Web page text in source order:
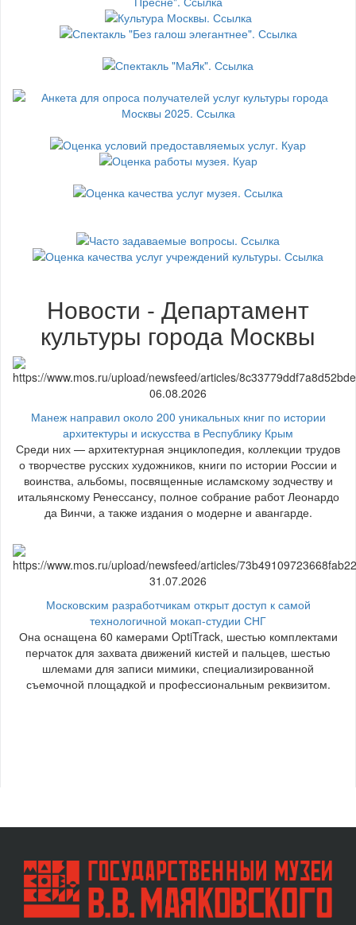
Новости - Департамент
культуры города Москвы
06.08.2026
Манеж направил около 200 уникальных книг по истории
архитектуры и искусства в Республику Крым
Среди них — архитектурная энциклопедия, коллекции трудов
о творчестве русских художников, книги по истории России и
воинства, альбомы, посвященные исламскому зодчеству и
итальянскому Ренессансу, полное собрание работ Леонардо
да Винчи, а также издания о модерне и авангарде.
31.07.2026
Московским разработчикам открыт доступ к самой
технологичной мокап-студии СНГ
Она оснащена 60 камерами OptiTrack, шестью комплектами
перчаток для захвата движений кистей и пальцев, шестью
шлемами для записи мимики, специализированной
съемочной площадкой и профессиональным реквизитом.